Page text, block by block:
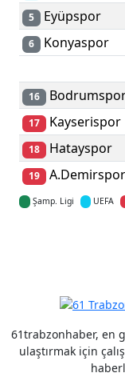
5 Eyüpspor
6 Konyaspor
16
17 Kayserispor
18 Hatayspor
19 A.Demirspor
Şamp. Ligi UEFA
61trabzonhaber, en
ulaştırmak için